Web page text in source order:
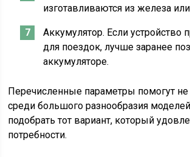
изготавливаются из железа или
Аккумулятор. Если устройство
для поездок, лучше заранее
аккумуляторе.
Перечисленные параметры помогут не
среди большого разнообразия
подобрать тот вариант, который
потребности.